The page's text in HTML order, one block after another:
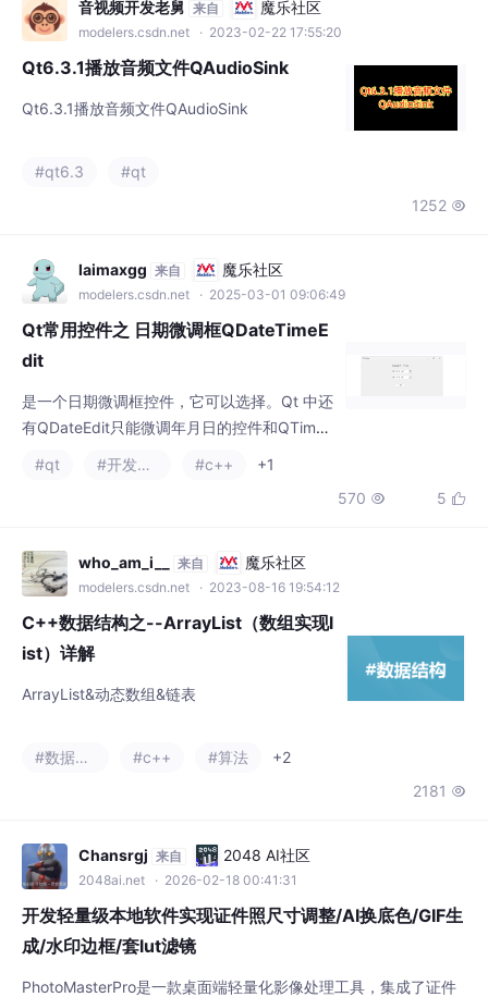
#qt6.3
#qt
modelers.csdn.net
是一个日期微调框控件，它可以选择。Qt 中还
有QDateEdit只能微调年月日的控件和QTimeE
dit只能微调时分的控件。
#qt #开发语言 #c++
+1
who_am_i__ 来自 魔乐社区
modelers.csdn.net · 2023-08-16 19:54:12
ArrayList&动态数组&链表
#数据结构 #c++ #算法
+2
2181
2048ai.net · 2026-02-18 00:41:31
开发轻量级本地软件实现证件照尺寸调整/AI换底色/GIF生
PhotoMasterPro是一款桌面端轻量化影像处理工具，集成了证件
照生成、色彩管理、GIF转换、水印添加等核心功能。软件采用模
块化解耦架构，实现UI与引擎分离，支持多线程任务处理。关键技
术包括"零拷贝"高性能渲染方案、异步防抖优化和50层撤销栈内存
管理。其智能证件照模块支持多规格适配和AI智能换底，3DLUT
滤镜引擎实现专业级色彩映射。软件提供两种分发方案：PyInstal
#python #图像处理 #人工智能
+1